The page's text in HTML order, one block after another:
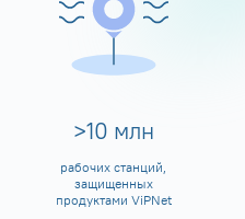
>10 млн
рабочих станций,
защищенных
продуктами ViPNet